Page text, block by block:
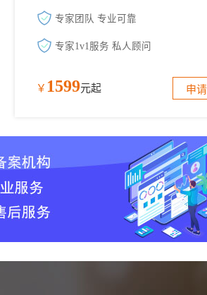
专家团队 专业可靠
专家1v1服务 私人顾问
￥ 1599元起 申